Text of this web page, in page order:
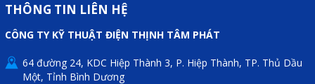
THÔNG TIN LIÊN HỆ
CÔNG TY KỸ THUẬT ĐIỆN THỊNH TÂM PHÁT
64 đường 24, KDC Hiệp Thành 3, P. Hiệp Thành, TP. Thủ Dầu
Một, Tỉnh Bình Dương